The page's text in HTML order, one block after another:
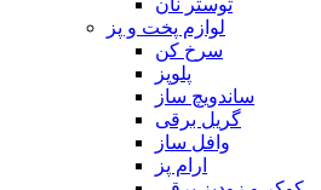
توستر نان
لوازم پخت و پز
سرخ کن
پلوپز
ساندویچ ساز
گریل برقی
وافل ساز
ارام پز